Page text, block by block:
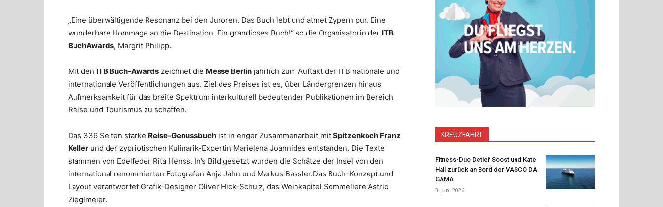
„Eine überwältigende Resonanz bei den Juroren. Das Buch lebt und atmet Zypern pur. Eine
wunderbare Hommage an die Destination. Ein grandioses Buch!“ so die Organisatorin der ITB
BuchAwards, Margrit Philipp.
Mit den ITB Buch-Awards zeichnet die Messe Berlin jährlich zum Auftakt der ITB nationale und
internationale Veröffentlichungen aus. Ziel des Preises ist es, über Ländergrenzen hinaus
Aufmerksamkeit für das breite Spektrum interkulturell bedeutender Publikationen im Bereich
Reise und Tourismus zu schaffen.
Das 336 Seiten starke Reise-Genussbuch ist in enger Zusammenarbeit mit Spitzenkoch Franz
Keller und der zypriotischen Kulinarik-Expertin Marielena Joannides entstanden. Die Texte
stammen von Edelfeder Rita Henss. In’s Bild gesetzt wurden die Schätze der Insel von den
international renommierten Fotografen Anja Jahn und Markus Bassler.Das Buch-Konzept und
Layout verantwortet Grafik-Designer Oliver Hick-Schulz, das Weinkapitel Sommeliere Astrid
Zieglmeier.
KREUZFAHRT
Fitness-Duo Detlef Soost und Kate
Hall zurück an Bord der VASCO DA
GAMA
3. Juni 2026